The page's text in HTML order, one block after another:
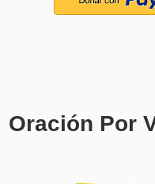
Oración Por